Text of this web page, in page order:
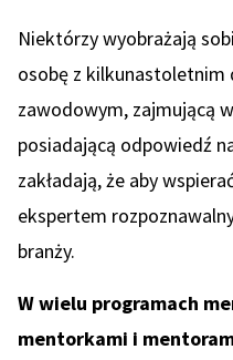
Niektórzy wyobrażają
osobę z kilkunastoletnim
zawodowym, zajmującą
posiadającą odpowiedź
zakładają, że aby
ekspertem
branży.
W wielu programach
mentorkami i